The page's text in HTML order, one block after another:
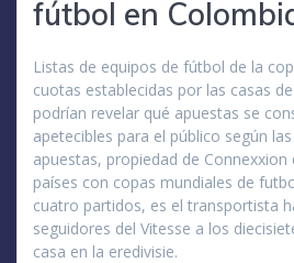
fútbol en
Listas de equipos de fútbol de la
cuotas establecidas por las casas
podrían revelar qué apuestas se
apetecibles para el público según
apuestas, propiedad de Connexxion
países con copas mundiales de
cuatro partidos, es el transportista
seguidores del Vitesse a los
casa en la eredivisie.